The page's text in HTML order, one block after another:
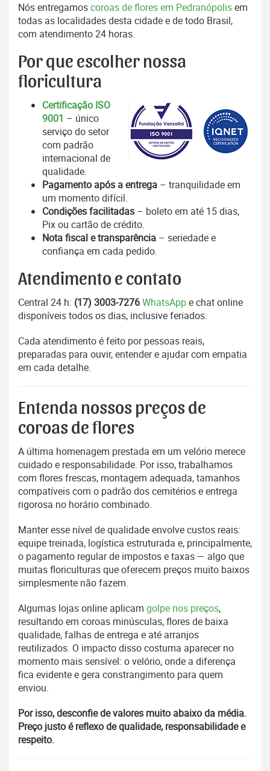
Nós entregamoscoroas de flores em Pedranópolisem
todas as localidades desta cidade e de todo Brasil,
com atendimento 24 horas.
Por que escolher nossa
floricultura
Certificação ISO
9001 – único
serviço do setor
com padrão
internacional de
qualidade.
Pagamento após a entrega – tranquilidade em
um momento difícil.
Condições facilitadas – boleto em até 15 dias,
Pix ou cartão de crédito.
Nota fiscal e transparência – seriedade e
confiança em cada pedido.
Atendimento e contato
Central 24 h: (17) 3003-7276WhatsAppe chat online
disponíveis todos os dias, inclusive feriados.
Cada atendimento é feito por pessoas reais,
preparadas para ouvir, entender e ajudar com empatia
em cada detalhe.
Entenda nossos preços de
coroas de flores
A última homenagem prestada em um velório merece
cuidado e responsabilidade. Por isso, trabalhamos
com flores frescas, montagem adequada, tamanhos
compatíveis com o padrão dos cemitérios e entrega
rigorosa no horário combinado.
Manter esse nível de qualidade envolve custos reais:
equipe treinada, logística estruturada e, principalmente,
o pagamento regular de impostos e taxas — algo que
muitas floriculturas que oferecem preços muito baixos
simplesmente não fazem.
Algumas lojas online aplicam golpe nos preços,
resultando em coroas minúsculas, flores de baixa
qualidade, falhas de entrega e até arranjos
reutilizados. O impacto disso costuma aparecer no
momento mais sensível: o velório, onde a diferença
fica evidente e gera constrangimento para quem
enviou.
Por isso, desconfie de valores muito abaixo da média.
Preço justo é reflexo de qualidade, responsabilidade e
respeito.